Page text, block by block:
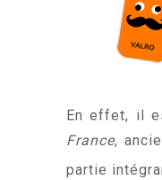
En effet, il
France,
partie